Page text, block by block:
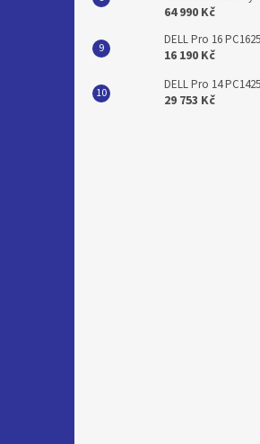
64 990 Kč
DELL Pro 16
16 190 Kč
DELL Pro 14
29 753 Kč